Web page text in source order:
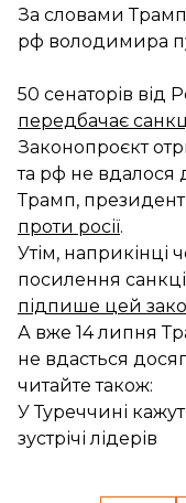
За словами
рф володимира
50 сенаторів від
передбачає
Законопроєкт
та рф не вдалося
Трамп,
проти росії.
Утім, наприкінці
посилення
підпише цей
А вже 14 липня
не вдасться
читайте також:
У Туреччині
зустрічі лідерів